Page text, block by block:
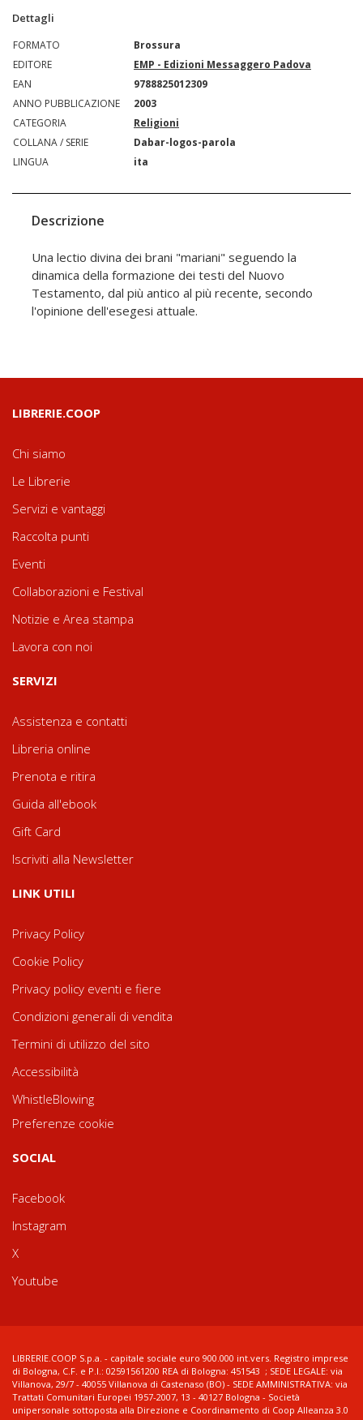
Dettagli
FORMATO
Brossura
EDITORE
EMP - Edizioni Messaggero Padova
EAN
9788825012309
ANNO PUBBLICAZIONE
2003
CATEGORIA
Religioni
COLLANA / SERIE
Dabar-logos-parola
LINGUA
ita
Descrizione
Una lectio divina dei brani "mariani" seguendo la
dinamica della formazione dei testi del Nuovo
Testamento, dal più antico al più recente, secondo
l'opinione dell'esegesi attuale.
LIBRERIE.COOP
Chi siamo
Le Librerie
Servizi e vantaggi
Raccolta punti
Eventi
Collaborazioni e Festival
Notizie e Area stampa
Lavora con noi
SERVIZI
Assistenza e contatti
Libreria online
Prenota e ritira
Guida all'ebook
Gift Card
Iscriviti alla Newsletter
LINK UTILI
Privacy Policy
Cookie Policy
Privacy policy eventi e fiere
Condizioni generali di vendita
Termini di utilizzo del sito
Accessibilità
WhistleBlowing
Preferenze cookie
SOCIAL
Facebook
Instagram
X
Youtube
LIBRERIE.COOP S.p.a. - capitale sociale euro 900.000 int.vers. Registro imprese
di Bologna, C.F. e P.I.: 02591561200 REA di Bologna: 451543 ; SEDE LEGALE: via
Villanova, 29/7 - 40055 Villanova di Castenaso (BO) - SEDE AMMINISTRATIVA: via
Trattati Comunitari Europei 1957-2007, 13 - 40127 Bologna - Società
unipersonale sottoposta alla Direzione e Coordinamento di Coop Alleanza 3.0